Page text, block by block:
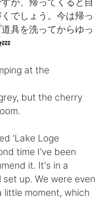
でしょう。今は帰っ
具を洗ってからゆっ
at the
but the cherry
'Lake Loge
time I've been
it. It's in a
up. We were even
little moment, which